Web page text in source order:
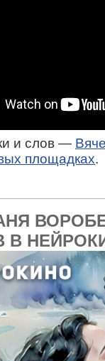
и слов —
площадках.
В